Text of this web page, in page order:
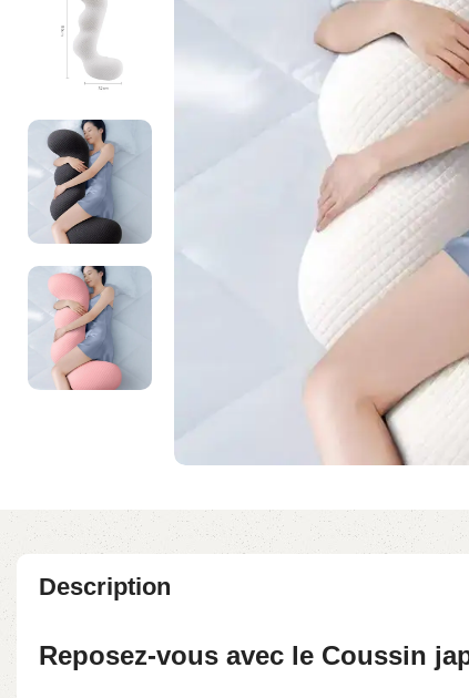
Description
Reposez-vous avec le Coussin